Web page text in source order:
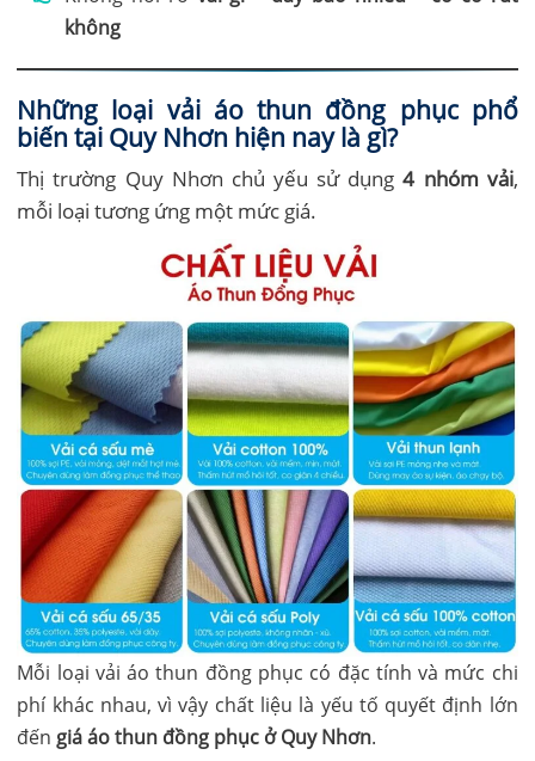
không
Những loại vải áo thun đồng phục phổ
biến tại Quy Nhơn hiện nay là gì?
Thị trường Quy Nhơn chủ yếu sử dụng4 nhóm vải,
mỗi loại tương ứng một mức giá.
Mỗi loại vải áo thun đồng phục có đặc tính và mức chi
phí khác nhau, vì vậy chất liệu là yếu tố quyết định lớn
đến giá áo thun đồng phục ở Quy Nhơn.